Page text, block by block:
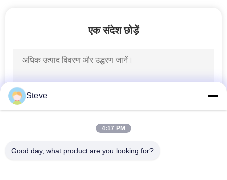
एक संदेश छोड़ें
Steve
4:17 PM
Good day, what product are you looking for?